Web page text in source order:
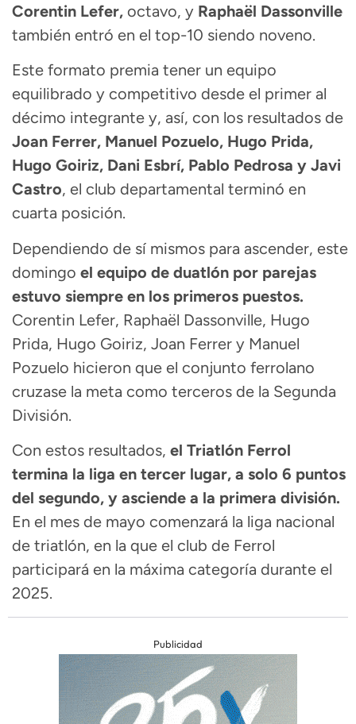
Corentin Lefer, octavo, y Raphaël Dassonville
también entró en el top-10 siendo noveno.
Este formato premia tener un equipo
equilibrado y competitivo desde el primer al
décimo integrante y, así, con los resultados de
Joan Ferrer, Manuel Pozuelo, Hugo Prida,
Hugo Goiriz, Dani Esbrí, Pablo Pedrosa y Javi
Castro, el club departamental terminó en
cuarta posición.
Dependiendo de sí mismos para ascender, este
domingo el equipo de duatlón por parejas
estuvo siempre en los primeros puestos.
Corentin Lefer, Raphaël Dassonville, Hugo
Prida, Hugo Goiriz, Joan Ferrer y Manuel
Pozuelo hicieron que el conjunto ferrolano
cruzase la meta como terceros de la Segunda
División.
Con estos resultados, el Triatlón Ferrol
termina la liga en tercer lugar, a solo 6 puntos
del segundo, y asciende a la primera división.
En el mes de mayo comenzará la liga nacional
de triatlón, en la que el club de Ferrol
participará en la máxima categoría durante el
2025.
Publicidad